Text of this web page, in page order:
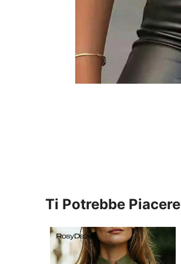
Ti Potrebbe Piacere